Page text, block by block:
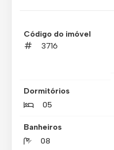
Código do imóvel
3716
Dormitórios
05
Banheiros
08